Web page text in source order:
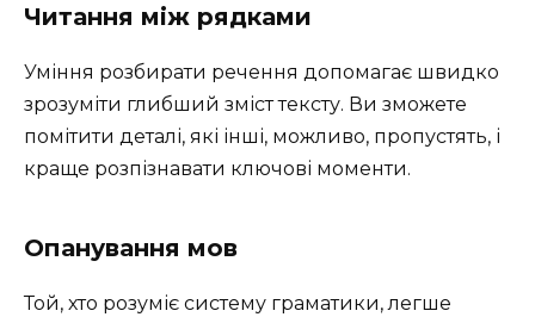
Читання між рядками
Уміння розбирати речення допомагає швидко
зрозуміти глибший зміст тексту. Ви зможете
помітити деталі, які інші, можливо, пропустять, і
краще розпізнавати ключові моменти.
Опанування мов
Той, хто розуміє систему граматики, легше